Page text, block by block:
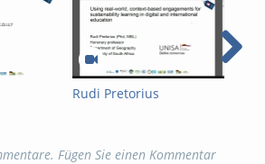
Rudi Pretorius
Fügen Sie einen Kommentar